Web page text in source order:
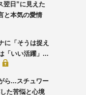
翌日”に見えた
と本気の愛情
に「そうは捉え
「いい活躍」...
ら...スチュワー
た苦悩と心境